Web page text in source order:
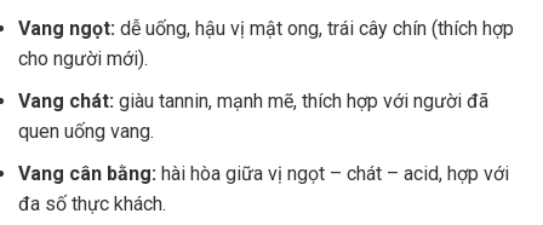
Vang ngọt: dễ uống, hậu vị mật ong, trái cây chín (thích hợp
cho người mới).
Vang chát: giàu tannin, mạnh mẽ, thích hợp với người đã
quen uống vang.
Vang cân bằng: hài hòa giữa vị ngọt – chát – acid, hợp với
đa số thực khách.